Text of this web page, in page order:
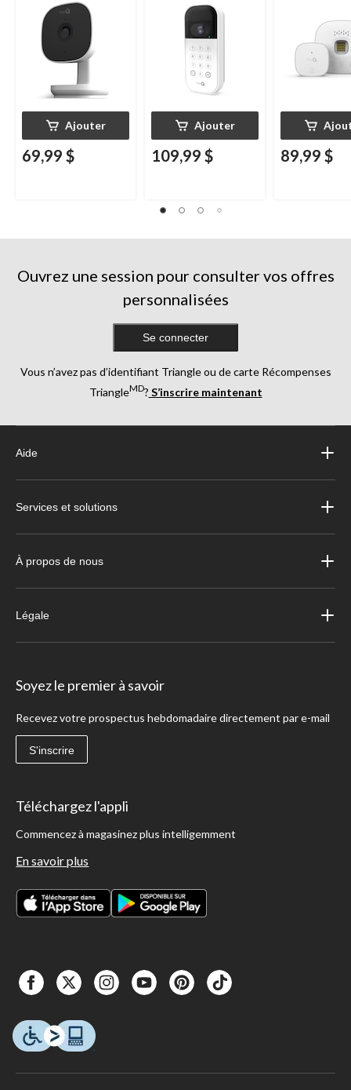
nocturne, résistante
aux intempéries
Ajouter
69,99 $
nocturne, résistant
aux intempéries,
Ajouter
109,99 $ 89,99 $
Ouvrez une session pour consulter vos offres
personnalisées
Se connecter
Vous n’avez pas d’identifiant Triangle ou de carte Récompenses
TriangleMD? S’inscrire maintenant
Aide
Services et solutions
À propos de nous
Légale
Soyez le premier à savoir
Recevez votre prospectus hebdomadaire directement par e-mail
S'inscrire
Téléchargez l'appli
Commencez à magasinez plus intelligemment
En savoir plus